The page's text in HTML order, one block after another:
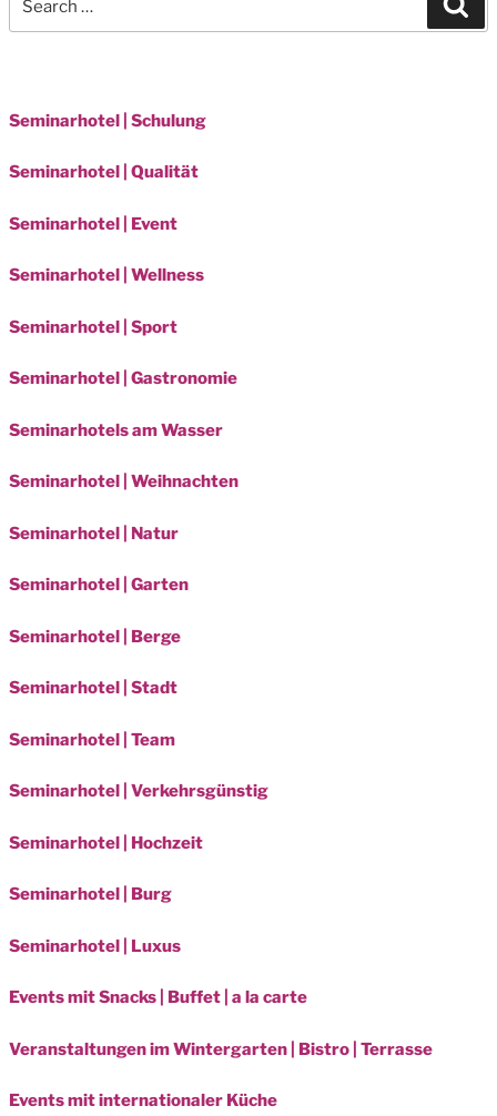
Seminarhotel | Schulung
Seminarhotel | Qualität
Seminarhotel | Event
Seminarhotel | Wellness
Seminarhotel | Sport
Seminarhotel | Gastronomie
Seminarhotels am Wasser
Seminarhotel | Weihnachten
Seminarhotel | Natur
Seminarhotel | Garten
Seminarhotel | Berge
Seminarhotel | Stadt
Seminarhotel | Team
Seminarhotel | Verkehrsgünstig
Seminarhotel | Hochzeit
Seminarhotel | Burg
Seminarhotel | Luxus
Events mit Snacks | Buffet | a la carte
Veranstaltungen im Wintergarten | Bistro | Terrasse
Events mit internationaler Küche